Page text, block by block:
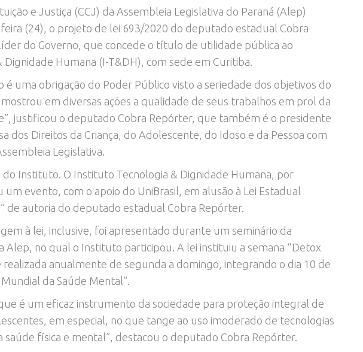
e Justiça (CCJ) da Assembleia Legislativa do Paraná (Alep)
(24), o projeto de lei 693/2020 do deputado estadual Cobra
do Governo, que concede o título de utilidade pública ao
Humana (I-T&DH), com sede em Curitiba.
é uma obrigação do Poder Público visto a seriedade dos objetivos do
em diversas ações a qualidade de seus trabalhos em prol da
justificou o deputado Cobra Repórter, que também é o presidente
dos Direitos da Criança, do Adolescente, do Idoso e da Pessoa com
Legislativa.
do Instituto. O Instituto Tecnologia & Dignidade Humana, por
um evento, com o apoio do UniBrasil, em alusão à Lei Estadual
de autoria do deputado estadual Cobra Repórter.
à lei, inclusive, foi apresentado durante um seminário da
Alep, no qual o Instituto participou. A lei instituiu a semana “Detox
realizada anualmente de segunda a domingo, integrando o dia 10 de
da Saúde Mental”.
é um eficaz instrumento da sociedade para proteção integral de
em especial, no que tange ao uso imoderado de tecnologias
saúde física e mental”, destacou o deputado Cobra Repórter.